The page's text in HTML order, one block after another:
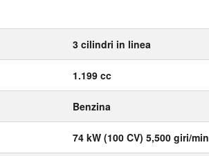
3 cilindri in linea
1.199 cc
Benzina
74 kW (100 CV) 5,500 giri/min